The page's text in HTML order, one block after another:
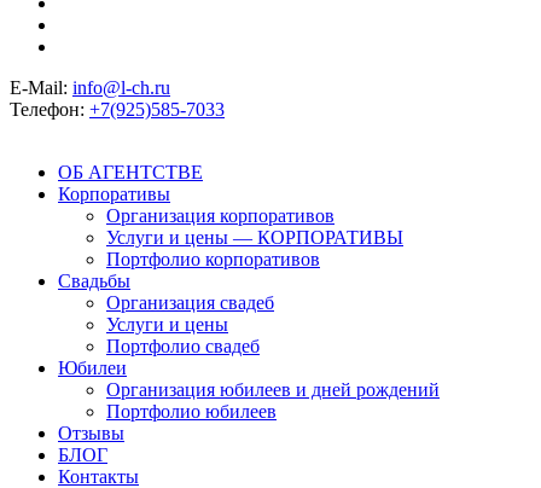
E-Mail: info@l-ch.ru
Телефон: +7(925)585-7033
ОБ АГЕНТСТВЕ
Корпоративы
Организация корпоративов
Услуги и цены — КОРПОРАТИВЫ
Портфолио корпоративов
Свадьбы
Организация свадеб
Услуги и цены
Портфолио свадеб
Юбилеи
Организация юбилеев и дней рождений
Портфолио юбилеев
Отзывы
БЛОГ
Контакты